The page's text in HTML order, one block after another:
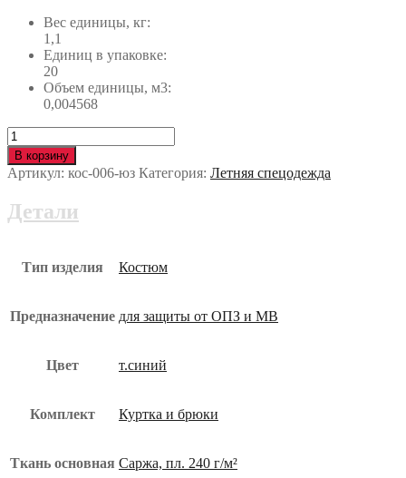
Вес единицы, кг:
1,1
Единиц в упаковке:
20
Объем единицы, м3:
0,004568
Количество
Костюм
МУРАВЕЙ
кос-006-
В корзину
Артикул: кос-006-юз Категория: Летняя спецодежда
Детали
Тип изделия Костюм
Предназначение для защиты от ОПЗ и МВ
Цвет т.синий
Комплект Куртка и брюки
Ткань основная Саржа, пл. 240 г/м²